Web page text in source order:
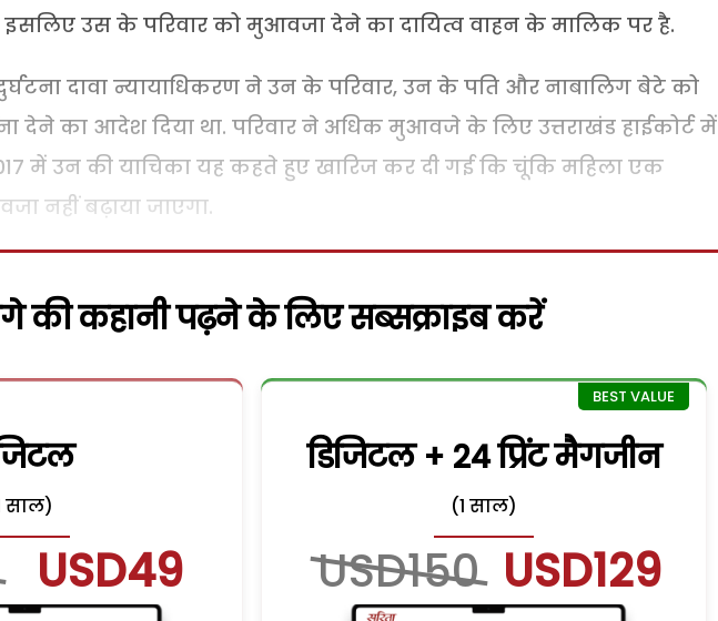
इसलिए उस के परिवार को मुआवजा देने का दायित्व वाहन के मालिक पर है.
दावा न्यायाधिकरण ने उन के परिवार, उन के पति और नाबालिग बेटे को
देने का आदेश दिया था. परिवार ने अधिक मुआवजे के लिए उत्तराखंड हाईकोर्ट में
में उन की याचिका यह कहते हुए खारिज कर दी गई कि चूंकि महिला एक
नहीं बढ़ाया जाएगा.
की कहानी पढ़ने के लिए सब्सक्राइब करें
साल)
USD49
डिजिटल + 24 प्रिंट मैगजीन
(1 साल)
USD150 USD129